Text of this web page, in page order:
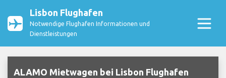
Lisbon Flughafen
Notwendige Flughafen Informationen und
Dienstleistungen
ALAMO Mietwagen bei Lisbon Flughafen